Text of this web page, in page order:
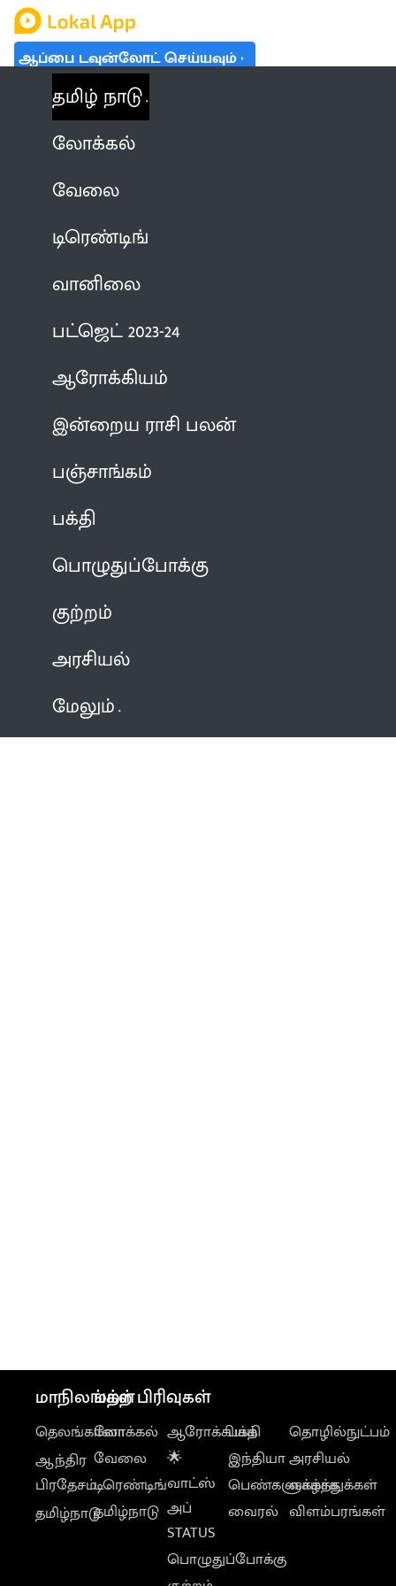
ஆப்பை டவுன்லோட் செய்யவும்
தமிழ் நாடு
லோக்கல்
வேலை
டிரெண்டிங்
வானிலை
பட்ஜெட் 2023-24
ஆரோக்கியம்
இன்றைய ராசி பலன்
பஞ்சாங்கம்
பக்தி
பொழுதுப்போக்கு
குற்றம்
அரசியல்
மேலும்
மாநிலங்கள்
தெலங்கானா
ஆந்திர
பிரதேசம்
தமிழ்நாடு
மற்ற பிரிவுகள்
லோக்கல்
வேலை
டிரெண்டிங்
தமிழ்நாடு
ஆரோக்கியம்
🌟
வாட்ஸ்
அப்
STATUS
பொழுதுப்போக்கு
பக்தி
இந்தியா
பெண்களுக்காக
வைரல்
தொழில்நுட்பம்
அரசியல்
வாழ்த்துக்கள்
விளம்பரங்கள்